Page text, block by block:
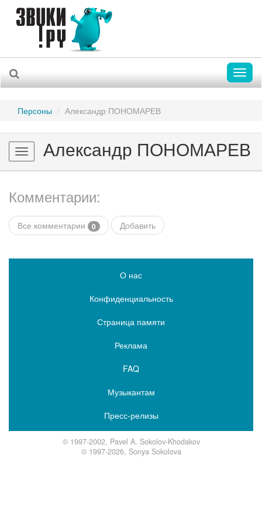
Персоны Александр ПОНОМАРЕВ
Toggle
navigation
Александр ПОНОМАРЕВ
Комментарии:
Все комментарии 0 Добавить
О нас
Конфиденциальность
Страница памяти
Реклама
FAQ
Музыкантам
Пресс-релизы
© 1997-2002, Pavel A. Sokolov-Khodakov
© 1997-2026, Sonya Sokolova